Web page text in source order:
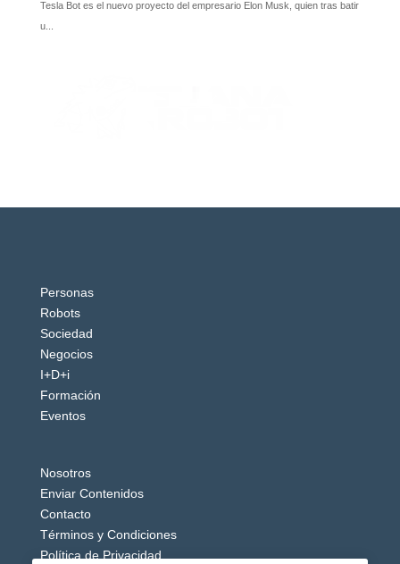
Personas
Robots
Sociedad
Negocios
I+D+i
Formación
Eventos
Nosotros
Enviar Contenidos
Contacto
Términos y Condiciones
Política de Privacidad